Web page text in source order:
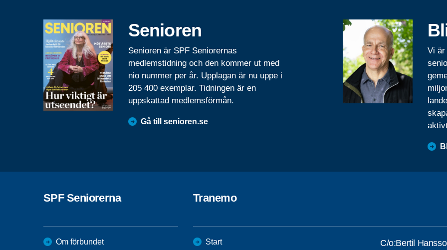
Senioren
Senioren är SPF Seniorernas
medlemstidning och den kommer ut med
nio nummer per år. Upplagan är nu uppe i
205 400 exemplar. Tidningen är en
uppskattad medlemsförmån.
Gå till senioren.se
Vi är
SPF Seniorerna
Om förbundet
Tranemo
Start
C/o:Bertil